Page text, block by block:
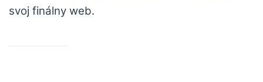
svoj finálny web.